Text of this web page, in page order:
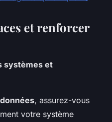
et renforcer
systèmes et
, assurez-vous
votre système